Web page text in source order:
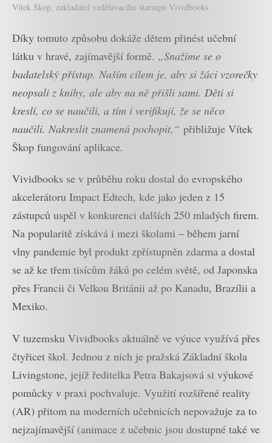
Vítek Škop, zakladatel vzdělávacího startupu Vividbooks
Díky tomuto způsobu dokáže dětem přinést učební
látku v hravé, zajímavější formě. „Snažíme se o
badatelský přístup. Naším cílem je, aby si žáci vzorečky
neopsali z knihy, ale aby na ně přišli sami. Děti si
kreslí, co se naučili, a tím i verifikují, že se něco
naučili. Nakreslit znamená pochopit,“ přibližuje Vítek
Škop fungování aplikace.
Vividbooks se v průběhu roku dostal do evropského
akcelerátoru Impact Edtech, kde jako jeden z 15
zástupců uspěl v konkurenci dalších 250 mladých firem.
Na popularitě získává i mezi školami – během jarní
vlny pandemie byl produkt zpřístupněn zdarma a dostal
se až ke třem tisícům žáků po celém světě, od Japonska
přes Francii či Velkou Británii až po Kanadu, Brazílii a
Mexiko.
V tuzemsku Vividbooks aktuálně ve výuce využívá přes
čtyřicet škol. Jednou z nich je pražská Základní škola
Livingstone, jejíž ředitelka Petra Bakajsová si výukové
pomůcky v praxi pochvaluje. Využití rozšířené reality
(AR) přitom na moderních učebnicích nepovažuje za to
nejzajímavější (animace z učebnic jsou dostupné také ve